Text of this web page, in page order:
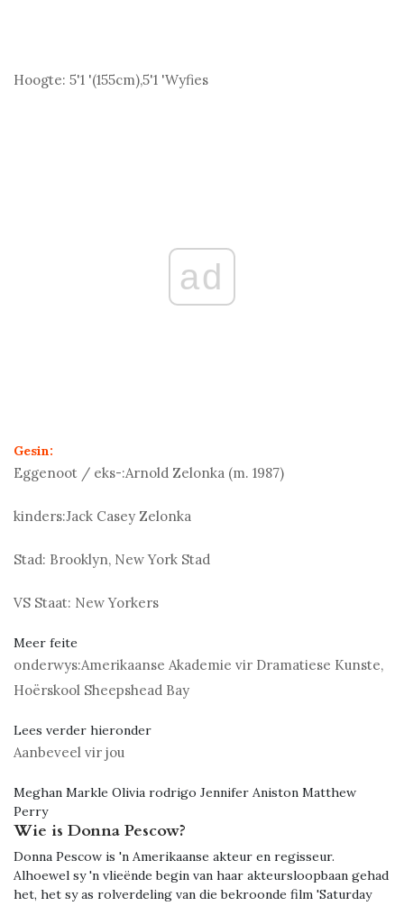
Hoogte: 5'1 '(155cm),5'1 'Wyfies
ad
Gesin:
Eggenoot / eks-:Arnold Zelonka (m. 1987)
kinders:Jack Casey Zelonka
Stad: Brooklyn, New York Stad
VS Staat: New Yorkers
Meer feite
onderwys:Amerikaanse Akademie vir Dramatiese Kunste,
Hoërskool Sheepshead Bay
Lees verder hieronder
Aanbeveel vir jou
Meghan Markle Olivia rodrigo Jennifer Aniston Matthew
Perry
Wie is Donna Pescow?
Donna Pescow is 'n Amerikaanse akteur en regisseur.
Alhoewel sy 'n vlieënde begin van haar akteursloopbaan gehad
het, het sy as rolverdeling van die bekroonde film 'Saturday